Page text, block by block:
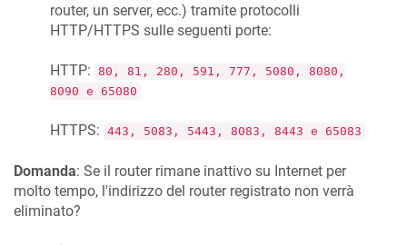
router, un server, ecc.) tramite protocolli
HTTP/HTTPS sulle seguenti porte:
HTTP: 80, 81, 280, 591, 777, 5080, 8080,
8090 e 65080
HTTPS: 443, 5083, 5443, 8083, 8443 e 65083
Domanda: Se il router rimane inattivo su Internet per
molto tempo, l'indirizzo del router registrato non verrà
eliminato?